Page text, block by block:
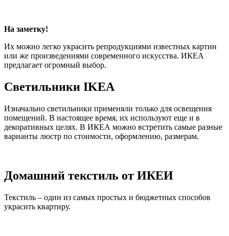
На заметку!
Их можно легко украсить репродукциями известных картин
или же произведениями современного искусства. ИКЕА
предлагает огромный выбор.
Светильники IKEA
Изначально светильники применяли только для освещения
помещений. В настоящее время, их используют еще и в
декоративных целях. В ИКЕА можно встретить самые разные
варианты люстр по стоимости, оформлению, размерам.
Домашний текстиль от ИКЕИ
Текстиль – один из самых простых и бюджетных способов
украсить квартиру.